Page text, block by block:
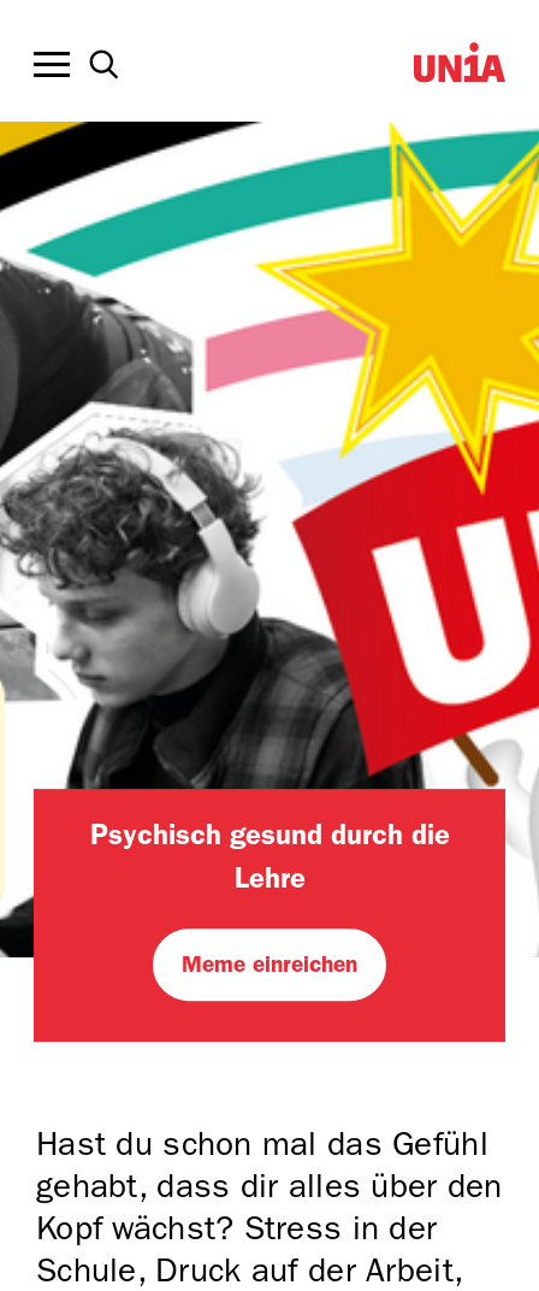
Psychisch gesund durch die
Lehre
Meme einreichen
Hast du schon mal das Gefühl
gehabt, dass dir alles über den
Kopf wächst? Stress in der
Schule, Druck auf der Arbeit,